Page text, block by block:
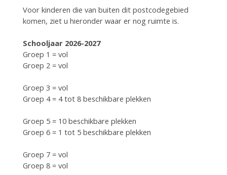
Voor kinderen die van buiten dit postcodegebied
komen, ziet u hieronder waar er nog ruimte is.
Schooljaar 2026-2027
Groep 1 = vol
Groep 2 = vol
Groep 3 = vol
Groep 4 = 4 tot 8 beschikbare plekken
Groep 5 = 10 beschikbare plekken
Groep 6 = 1 tot 5 beschikbare plekken
Groep 7 = vol
Groep 8 = vol